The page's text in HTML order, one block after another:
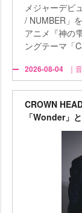
メジャーデビ
/ NUMBER」
アニメ『神の
ングテーマ「
2026-08-04 ｜
CROWN
「Wonder」